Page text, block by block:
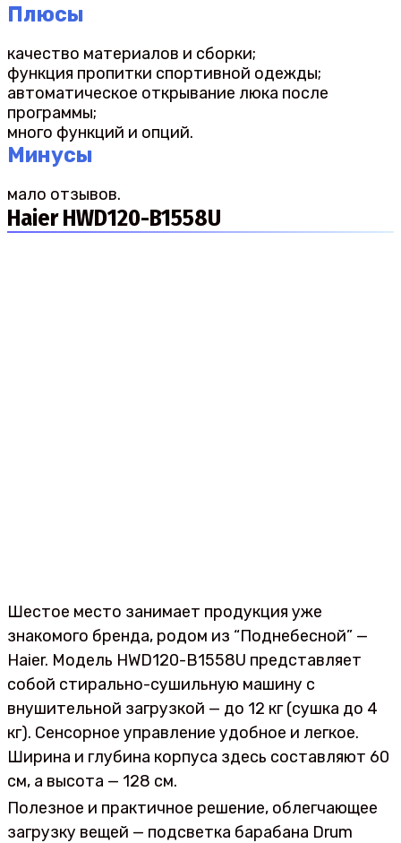
Плюсы
качество материалов и сборки;
функция пропитки спортивной одежды;
автоматическое открывание люка после
программы;
много функций и опций.
Минусы
мало отзывов.
Haier HWD120-B1558U
Шестое место занимает продукция уже
знакомого бренда, родом из “Поднебесной” —
Haier. Модель HWD120-B1558U представляет
собой стирально-сушильную машину с
внушительной загрузкой — до 12 кг (сушка до 4
кг). Сенсорное управление удобное и легкое.
Ширина и глубина корпуса здесь составляют 60
см, а высота — 128 см.
Полезное и практичное решение, облегчающее
загрузку вещей — подсветка барабана Drum